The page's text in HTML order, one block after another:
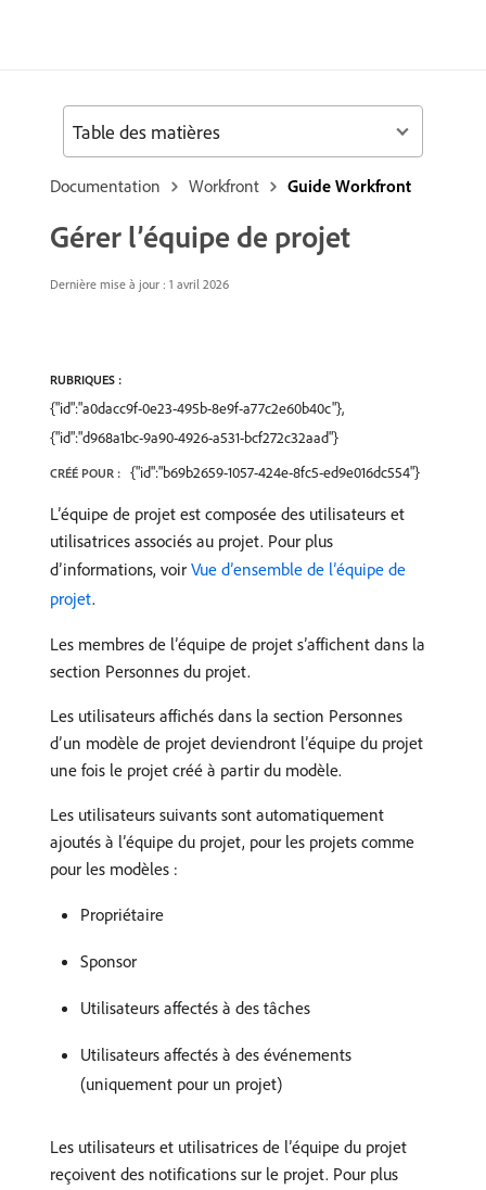
Documentation Workfront Guide Workfront
Gérer l’équipe de projet
Dernière mise à jour : 1 avril 2026
RUBRIQUES :
{"id":"a0dacc9f-0e23-495b-8e9f-a77c2e60b40c"},
{"id":"d968a1bc-9a90-4926-a531-bcf272c32aad"}
CRÉÉ POUR : {"id":"b69b2659-1057-424e-8fc5-ed9e016dc554"}
L’équipe de projet est composée des utilisateurs et
utilisatrices associés au projet. Pour plus
d’informations, voir Vue d’ensemble de l’équipe de
projet.
Les membres de l’équipe de projet s’affichent dans la
section Personnes du projet.
Les utilisateurs affichés dans la section Personnes
d’un modèle de projet deviendront l’équipe du projet
une fois le projet créé à partir du modèle.
Les utilisateurs suivants sont automatiquement
ajoutés à l’équipe du projet, pour les projets comme
pour les modèles :
Propriétaire
Sponsor
Utilisateurs affectés à des tâches
Utilisateurs affectés à des événements
(uniquement pour un projet)
Les utilisateurs et utilisatrices de l’équipe du projet
reçoivent des notifications sur le projet. Pour plus
Table des matières